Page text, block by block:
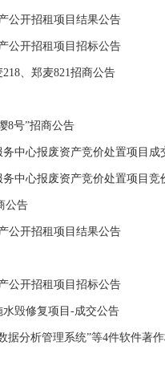
公开招租项目结果公告
公开招租项目招标公告
、郑麦821招商公告
8号”招商公告
中心报废资产竞价处置项目成
中心报废资产竞价处置项目竞
公告
公开招租项目结果公告
公开招租项目招标公告
毁修复项目-成交公告
据分析管理系统”等4件软件著